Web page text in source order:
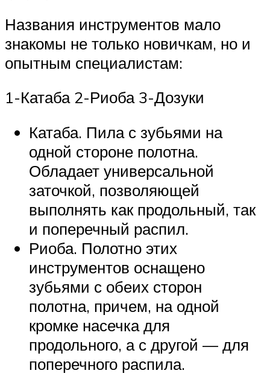
Названия инструментов мало
знакомы не только новичкам, но и
опытным специалистам:
1-Катаба 2-Риоба 3-Дозуки
Катаба. Пила с зубьями на
одной стороне полотна.
Обладает универсальной
заточкой, позволяющей
выполнять как продольный, так
и поперечный распил.
Риоба. Полотно этих
инструментов оснащено
зубьями с обеих сторон
полотна, причем, на одной
кромке насечка для
продольного, а с другой — для
поперечного распила.